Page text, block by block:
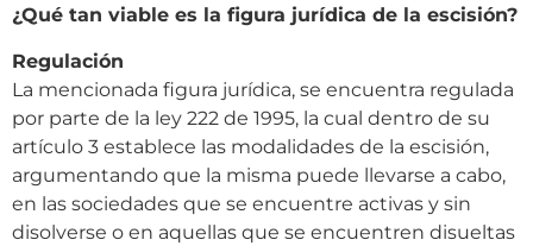
¿Qué tan viable es la figura jurídica de la escisión?
Regulación
La mencionada figura jurídica, se encuentra regulada
por parte de la ley 222 de 1995, la cual dentro de su
artículo 3 establece las modalidades de la escisión,
argumentando que la misma puede llevarse a cabo,
en las sociedades que se encuentre activas y sin
disolverse o en aquellas que se encuentren disueltas